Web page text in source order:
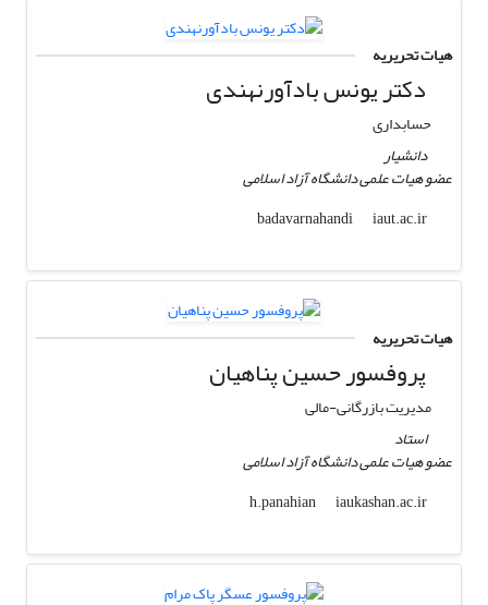
هیات تحریریه
دکتر یونس بادآورنهندی
حسابداری
دانشیار
عضو هیات علمی دانشگاه آزاد اسلامی
badavarnahandi
iaut.ac.ir
هیات تحریریه
پروفسور حسین پناهیان
مدیریت بازرگانی-مالی
استاد
عضو هیات علمی دانشگاه آزاد اسلامی
h.panahian
iaukashan.ac.ir